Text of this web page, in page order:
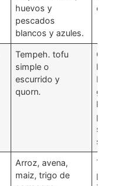
huevos y
pescados
blancos y azules.
Tempeh. tofu
simple o
escurrido y
quorn.
blanca,
habas,
soja y
Arroz, avena,
maiz, trigo de
Trigo,